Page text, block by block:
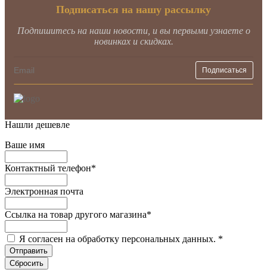
Подписаться на нашу рассылку
Подпишитесь на наши новости, и вы первыми узнаете о
новинках и скидках.
Нашли дешевле
Ваше имя
Контактный телефон*
Электронная почта
Ссылка на товар другого магазина*
Я согласен на обработку персональных данных. *